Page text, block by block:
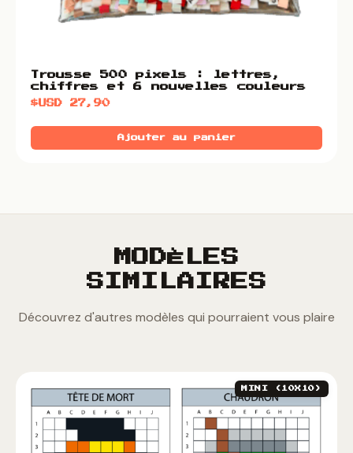
Trousse 500 pixels : lettres,
chiffres et 6 nouvelles couleurs
$USD27,90
Ajouter au panier
MODÈLES
SIMILAIRES
Découvrez d'autres modèles qui pourraient vous plaire
MINI (10X10)